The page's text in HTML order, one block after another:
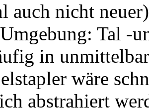
auch nicht
Tal -
in
wäre
abstrahiert